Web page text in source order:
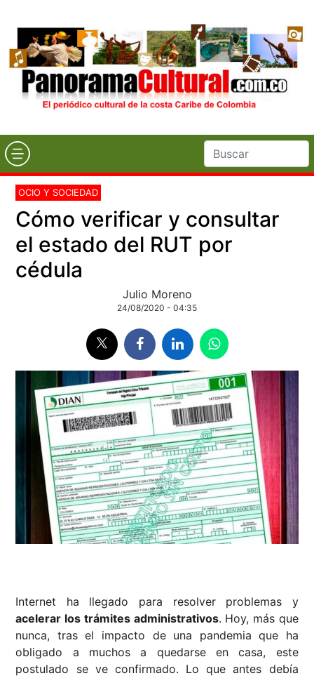
OCIO Y SOCIEDAD
Cómo verificar y consultar
el estado del RUT por
cédula
Julio Moreno
24/08/2020 - 04:35
Internet ha llegado para resolver problemas y
acelerar los trámites administrativos. Hoy, más que
nunca, tras el impacto de una pandemia que ha
obligado a muchos a quedarse en casa, este
postulado se ve confirmado. Lo que antes debía